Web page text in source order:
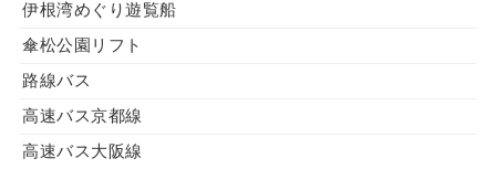
伊根湾めぐり遊覧船
傘松公園リフト
路線バス
高速バス京都線
高速バス大阪線